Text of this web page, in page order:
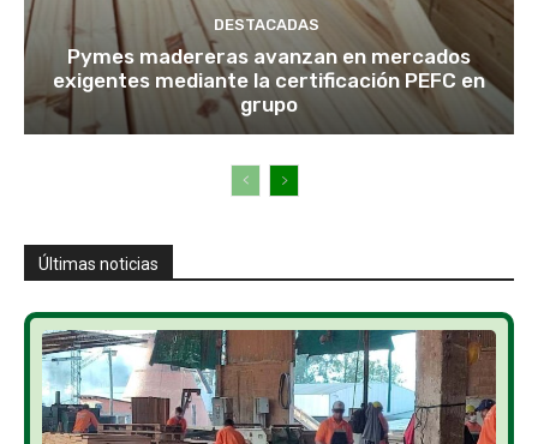
DESTACADAS
Pymes madereras avanzan en mercados
exigentes mediante la certificación PEFC en
grupo
Últimas noticias